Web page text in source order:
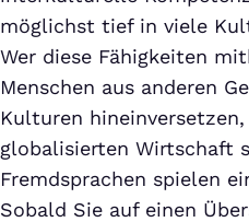
möglichst tief in viele
Wer diese Fähigkeiten
Menschen aus anderen
Kulturen
globalisierten Wirtschaft
Fremdsprachen spielen
Sobald Sie auf einen